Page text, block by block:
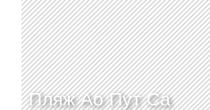
Пляж Ао Пут Са